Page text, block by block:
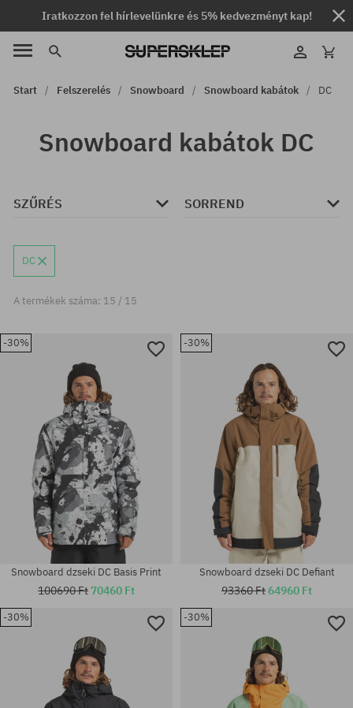
Iratkozzon fel hírlevelünkre és 5% kedvezményt kap!
Start Felszerelés Snowboard Snowboard kabátok DC
Snowboard kabátok DC
SZŰRÉS SORREND
DC
A termékek száma: 15 / 15
-30%
Snowboard dzseki DC Basis Print
100690 Ft 70460 Ft
-30%
Snowboard dzseki DC Defiant
93360 Ft64960 Ft
-30% -30%